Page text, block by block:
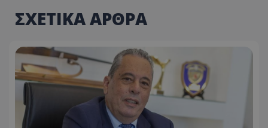
ΣΧΕΤΙΚΑ ΑΡΘΡΑ